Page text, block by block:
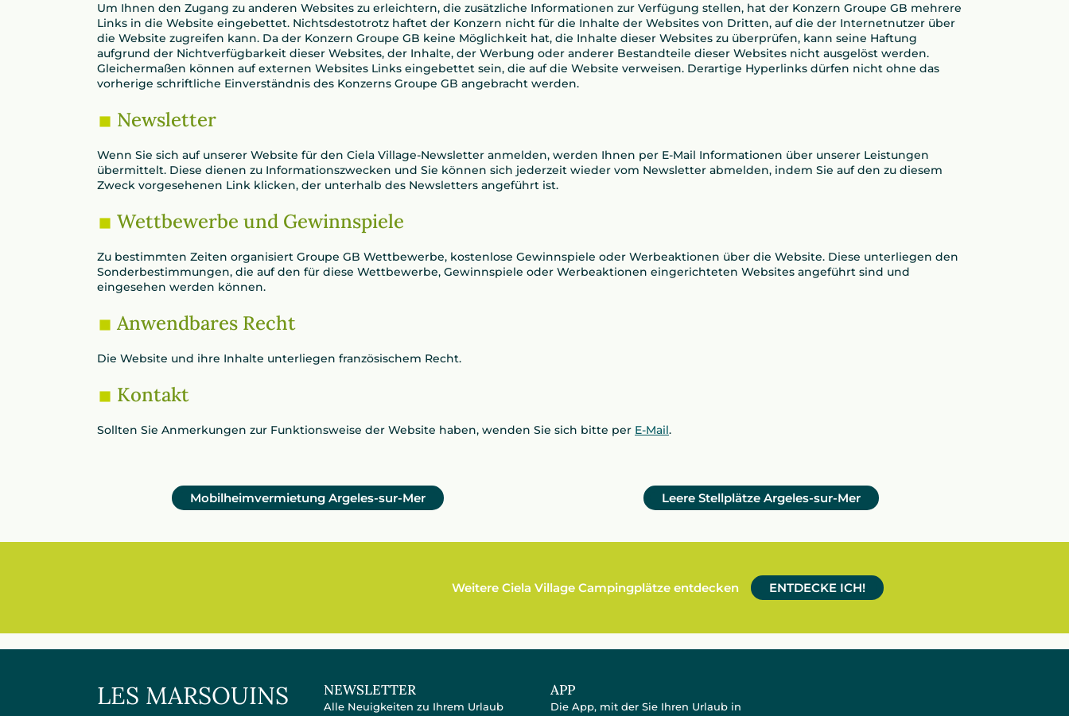
Um Ihnen den Zugang zu anderen Websites zu erleichtern, die zusätzliche Informationen zur Verfügung stellen, hat der Konzern Groupe GB mehrere
Links in die Website eingebettet. Nichtsdestotrotz haftet der Konzern nicht für die Inhalte der Websites von Dritten, auf die der Internetnutzer über
die Website zugreifen kann. Da der Konzern Groupe GB keine Möglichkeit hat, die Inhalte dieser Websites zu überprüfen, kann seine Haftung
aufgrund der Nichtverfügbarkeit dieser Websites, der Inhalte, der Werbung oder anderer Bestandteile dieser Websites nicht ausgelöst werden.
Gleichermaßen können auf externen Websites Links eingebettet sein, die auf die Website verweisen. Derartige Hyperlinks dürfen nicht ohne das
vorherige schriftliche Einverständnis des Konzerns Groupe GB angebracht werden.
Newsletter
Wenn Sie sich auf unserer Website für den Ciela Village-Newsletter anmelden, werden Ihnen per E-Mail Informationen über unserer Leistungen
übermittelt. Diese dienen zu Informationszwecken und Sie können sich jederzeit wieder vom Newsletter abmelden, indem Sie auf den zu diesem
Zweck vorgesehenen Link klicken, der unterhalb des Newsletters angeführt ist.
Wettbewerbe und Gewinnspiele
Zu bestimmten Zeiten organisiert Groupe GB Wettbewerbe, kostenlose Gewinnspiele oder Werbeaktionen über die Website. Diese unterliegen den
Sonderbestimmungen, die auf den für diese Wettbewerbe, Gewinnspiele oder Werbeaktionen eingerichteten Websites angeführt sind und
eingesehen werden können.
Anwendbares Recht
Die Website und ihre Inhalte unterliegen französischem Recht.
Kontakt
Sollten Sie Anmerkungen zur Funktionsweise der Website haben, wenden Sie sich bitte per E-Mail.
Mobilheimvermietung Argeles-sur-Mer Leere Stellplätze Argeles-sur-Mer
Weitere Ciela Village Campingplätze entdecken ENTDECKE ICH!
LES MARSOUINS NEWSLETTER
Alle Neuigkeiten zu Ihrem Urlaub
APP
Die App, mit der Sie Ihren Urlaub in